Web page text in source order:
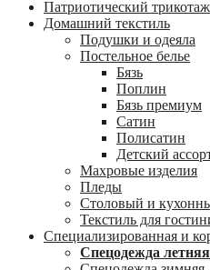
Патриотический трикотаж
Домашний текстиль
Подушки и одеяла
Постельное белье
Бязь
Поплин
Бязь премиум
Сатин
Полисатин
Детский
Махровые изделия
Пледы
Столовый и
Текстиль для
Специализированная и
Спецодежда летняя